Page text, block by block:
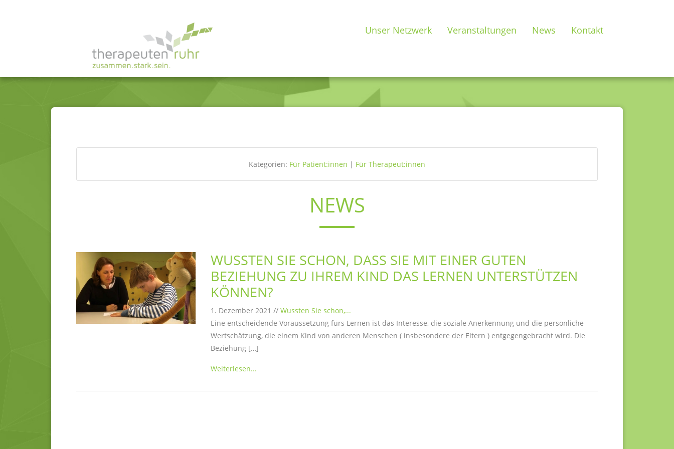
Unser Netzwerk Veranstaltungen News Kontakt
Kategorien: Für Patient:innen | Für Therapeut:innen
NEWS
WUSSTEN SIE SCHON, DASS SIE MIT EINER GUTEN
BEZIEHUNG ZU IHREM KIND DAS LERNEN UNTERSTÜTZEN
KÖNNEN?
1. Dezember 2021 // Wussten Sie schon,...
Eine entscheidende Voraussetzung fürs Lernen ist das Interesse, die soziale Anerkennung und die persönliche
Wertschätzung, die einem Kind von anderen Menschen ( insbesondere der Eltern ) entgegengebracht wird. Die
Beziehung […]
Weiterlesen...